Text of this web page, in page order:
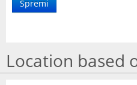
Location based